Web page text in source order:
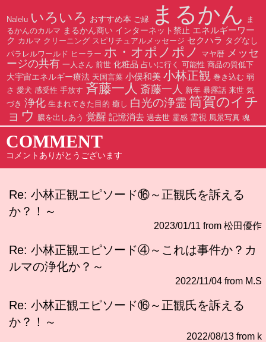
Nalelu いろいろ おすすめ本 ご縁 まるかん
ま
るかんのカルマ まるかん商い インターネット禁止 エネルギーワー
ク カルマ クリーニング スピリチュアルメッセージ セクハラ タグなし
パラレルワールド ヒーラー ホ・オポノポノ マヤ暦 メッセ
ージの共有 一人さん 前世 化粧品 占いに行く 可能性 商品の質低下
大宇宙エネルギー療法 天国言葉 小俣和美 小林正観 巻き込む 弱
さ 愛犬 感受性 手放す 斉藤一人 斎藤一人 新年 暴露話 来世 気
づき 浄化 生まれてきた目的 癒し 白光の浄霊 筒賀のイチ
ョウ 膿を出しあう 覚醒 記憶消去 過去世 霊感 霊視 風景写真 魂
COMMENT
コメントありがとうございます
Re: 小林正観エピソード⑯～正観氏を訴える
か？！～
2023/01/11 from 松田優作
Re: 小林正観エピソード④～これは事件か？カ
ルマの浄化か？～
2022/11/04 from M.S
Re: 小林正観エピソード⑯～正観氏を訴える
か？！～
2022/08/13 from k